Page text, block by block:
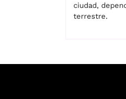
ciudad,
terrestre.